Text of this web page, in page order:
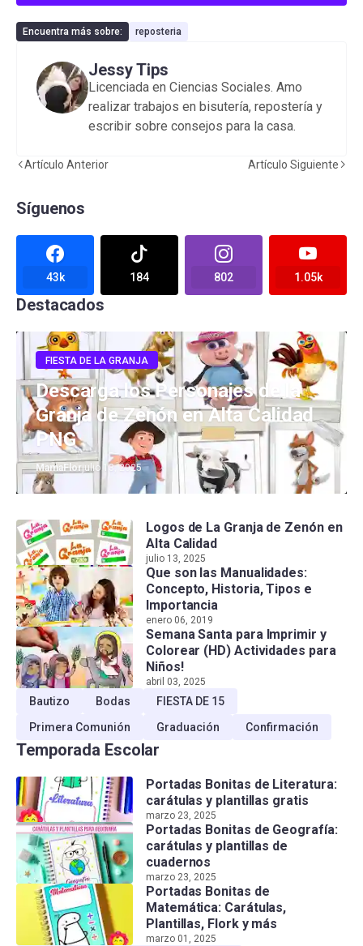
Encuentra más sobre: reposteria
Jessy Tips
Licenciada en Ciencias Sociales. Amo
realizar trabajos en bisutería, repostería y
escribir sobre consejos para la casa.
Artículo Anterior Artículo Siguiente
Síguenos
43k 184 802 1.05k
Destacados
FIESTA DE LA GRANJA
Descarga los Personajes de la
Granja de Zenón en Alta Calidad
PNG
MamaFlorjulio 13, 2025
Logos de La Granja de Zenón en
Alta Calidad
julio 13, 2025
Que son las Manualidades:
Concepto, Historia, Tipos e
Importancia
enero 06, 2019
Semana Santa para Imprimir y
Colorear (HD) Actividades para
Niños!
abril 03, 2025
Bautizo Bodas
FIESTA DE 15
Primera Comunión
Graduación Confirmación
Temporada Escolar
Portadas Bonitas de Literatura:
carátulas y plantillas gratis
marzo 23, 2025
Portadas Bonitas de Geografía:
carátulas y plantillas de
cuadernos
marzo 23, 2025
Portadas Bonitas de
Matemática: Carátulas,
Plantillas, Flork y más
marzo 01, 2025